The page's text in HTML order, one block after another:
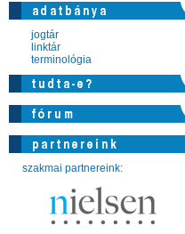
jogtár
linktár
terminológia
szakmai partnereink: